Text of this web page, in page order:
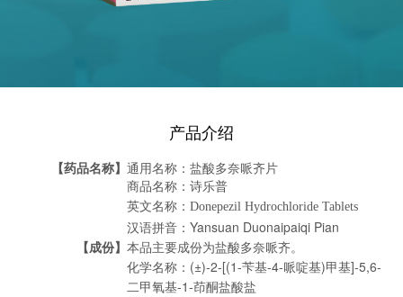
产品介绍
【药品名称】 通用名称：盐酸多奈哌齐片
商品名称：诗乐普
英文名称：Donepezil Hydrochloride Tablets
汉语拼音：Yansuan Duonaipaiqi Pian
【成份】 本品主要成份为盐酸多奈哌齐。
化学名称：(±)-2-[(1-苄基-4-哌啶基)甲基]-5,6-
二甲氧基-1-茚酮盐酸盐